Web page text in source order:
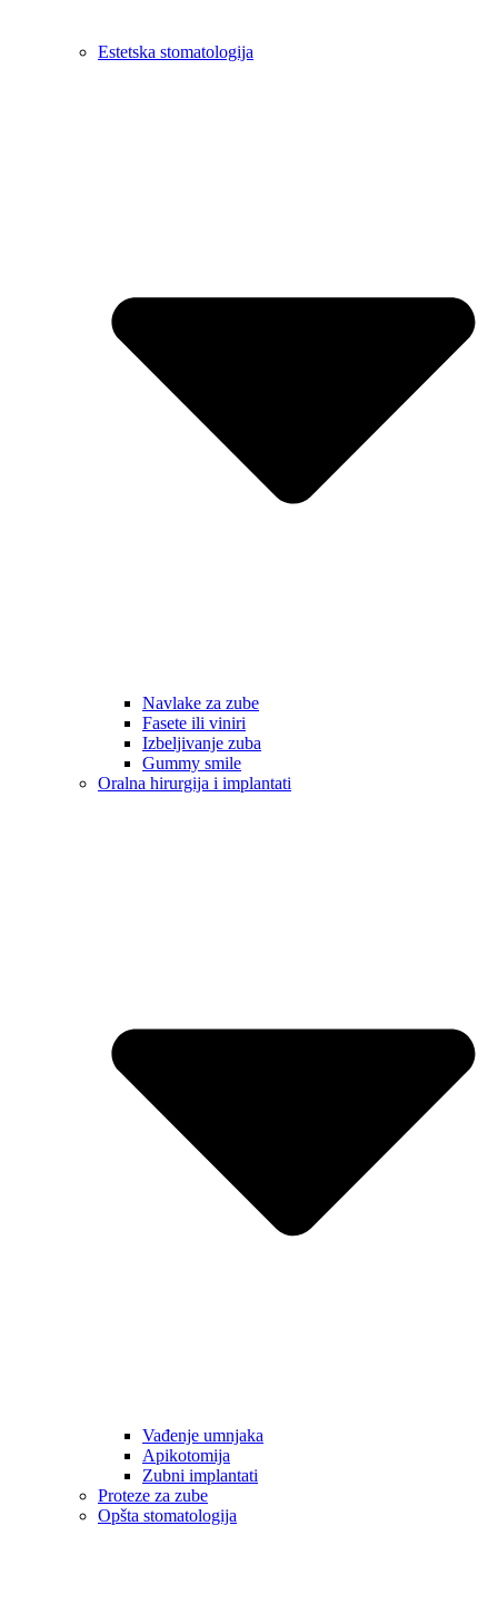
Estetska stomatologija
Navlake za zube
Fasete ili viniri
Izbeljivanje zuba
Gummy smile
Oralna hirurgija i implantati
Vađenje umnjaka
Apikotomija
Zubni implantati
Proteze za zube
Opšta stomatologija